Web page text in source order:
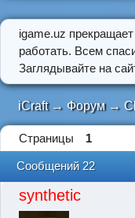
igame.uz
работать. Всем
Заглядывайте на
iCraft → Форум →
Страницы 1
Сообщений 22
synthetic